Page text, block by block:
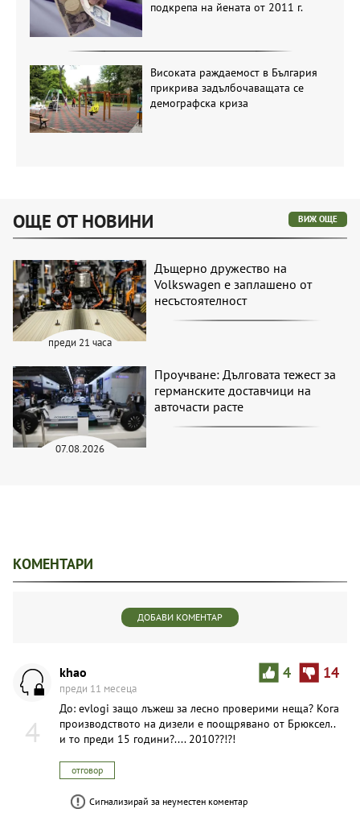
подкрепа на йената от 2011 г.
Високата раждаемост в България
прикрива задълбочаващата се
демографска криза
ОЩЕ ОТ НОВИНИ ВИЖ ОЩЕ
преди 21 часа
Дъщерно дружество на
Volkswagen е заплашено от
несъстоятелност
07.08.2026
Проучване: Дълговата тежест за
германските доставчици на
авточасти расте
КОМЕНТАРИ
ДОБАВИ КОМЕНТАР
4
4 14
khao
преди 11 месеца
До: evlogi защо лъжеш за лесно проверими неща? Кога
производството на дизели е поощрявано от Брюксел..
и то преди 15 години?.... 2010??!?!
отговор
Сигнализирай за неуместен коментар